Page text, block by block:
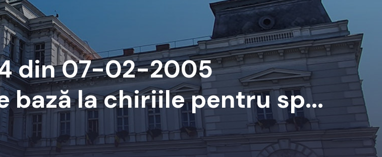
din 07-02-2005
la chiriile pentru sp...